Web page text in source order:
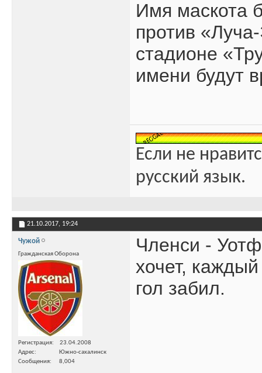
Имя маскота
против
стадионе
имени будут
Если не
русский язык.
21.10.2017, 19:24
Чужой
Гражданская Оборона
Регистрация
23.04.2008
Адрес
Южно-сахалинск
Сообщения
8,004
Членси -
хочет,
гол забил.